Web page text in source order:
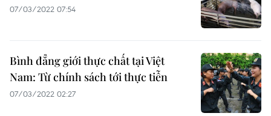
07/03/2022 07:54
Bình đẳng giới thực chất tại Việt
Nam: Từ chính sách tới thực tiễn
07/03/2022 02:27